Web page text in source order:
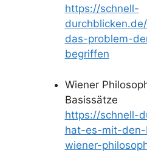
https://schnell-
das-problem-
begriffen
Wiener
Basissätze
https://schnell-
hat-es-mit-
wiener-